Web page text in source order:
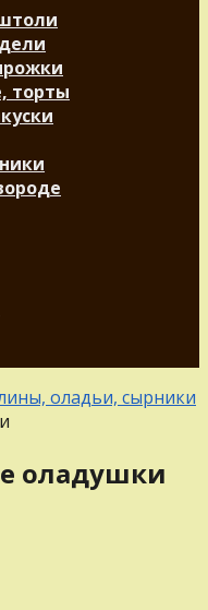
торты
оладьи, сырники
оладушки